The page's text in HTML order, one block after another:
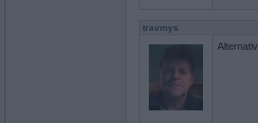
travmys
Alternativ